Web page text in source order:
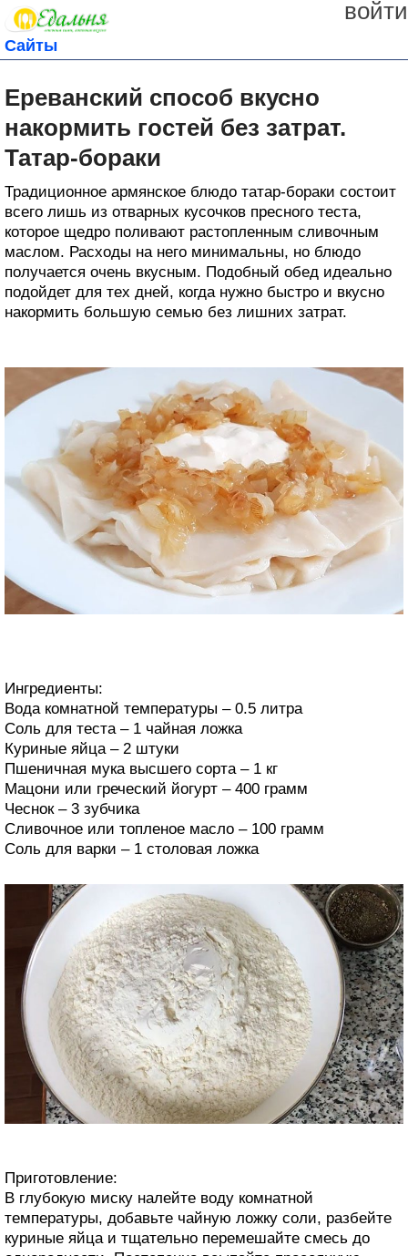
войти
Сайты
Ереванский способ вкусно
накормить гостей без затрат.
Татар-бораки
Традиционное армянское блюдо татар-бораки состоит
всего лишь из отварных кусочков пресного теста,
которое щедро поливают растопленным сливочным
маслом. Расходы на него минимальны, но блюдо
получается очень вкусным. Подобный обед идеально
подойдет для тех дней, когда нужно быстро и вкусно
накормить большую семью без лишних затрат.
Ингредиенты:
Вода комнатной температуры – 0.5 литра
Соль для теста – 1 чайная ложка
Куриные яйца – 2 штуки
Пшеничная мука высшего сорта – 1 кг
Мацони или греческий йогурт – 400 грамм
Чеснок – 3 зубчика
Сливочное или топленое масло – 100 грамм
Соль для варки – 1 столовая ложка
Приготовление:
В глубокую миску налейте воду комнатной
температуры, добавьте чайную ложку соли, разбейте
куриные яйца и тщательно перемешайте смесь до